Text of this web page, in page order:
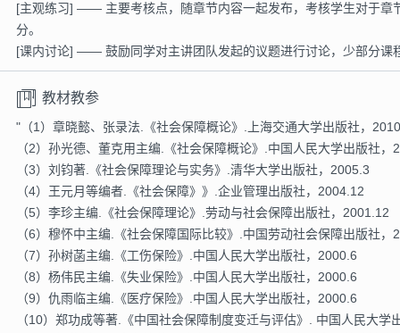
[主观练习] —— 主要考核点，随章节内容一起发布，考核学生对于章
分。
[课内讨论] —— 鼓励同学对主讲团队发起的议题进行讨论，少部分课
教材教参
"（1）章晓懿、张录法.《社会保障概论》.上海交通大学出版社，
（2）孙光德、董克用主编.《社会保障概论》.中国人民大学出版社，
（3）刘钧著.《社会保障理论与实务》.清华大学出版社，2005.3
（4）王元月等编者.《社会保障》》.企业管理出版社，2004.12
（5）李珍主编.《社会保障理论》.劳动与社会保障出版社，2001.12
（6）穆怀中主编.《社会保障国际比较》.中国劳动社会保障出版社，
（7）孙树菡主编.《工伤保险》.中国人民大学出版社，2000.6
（8）杨伟民主编.《失业保险》.中国人民大学出版社，2000.6
（9）仇雨临主编.《医疗保险》.中国人民大学出版社，2000.6
（10）郑功成等著.《中国社会保障制度变迁与评估》. 中国人民大学